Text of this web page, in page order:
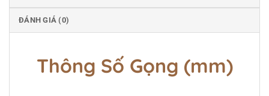
ĐÁNH GIÁ (0)
Thông Số Gọng (mm)